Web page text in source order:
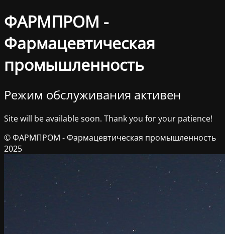
ФАРМПРОМ -
Фармацевтическая
промышленность
Режим обслуживания активен
Site will be available soon. Thank you for your patience!
© ФАРМПРОМ - Фармацевтическая промышленность
2025